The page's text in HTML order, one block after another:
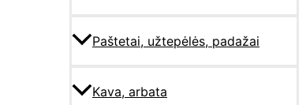
Paštetai, užtepėlės, padažai
Kava, arbata